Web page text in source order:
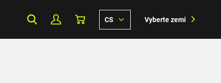
CS Vyberte zemi